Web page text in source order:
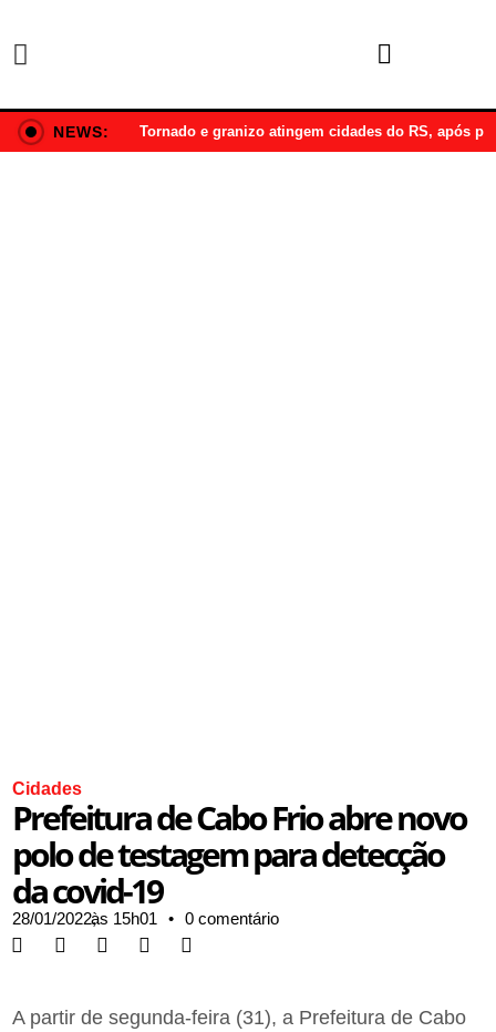
NEWS: Tornado e granizo atingem cidades do RS, após
Cidades
Prefeitura de Cabo Frio abre novo
polo de testagem para detecção
da covid-19
28/01/2022,às 15h01 • 0 comentário
A partir de segunda-feira (31), a Prefeitura de Cabo